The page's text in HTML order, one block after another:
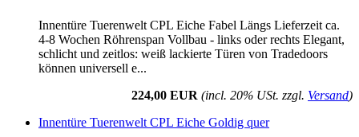
Innentüre Tuerenwelt CPL Eiche Fabel Längs Lieferzeit ca.
4-8 Wochen Röhrenspan Vollbau - links oder rechts Elegant,
schlicht und zeitlos: weiß lackierte Türen von Tradedoors
können universell e...
224,00 EUR (incl. 20% USt. zzgl. Versand)
Innentüre Tuerenwelt CPL Eiche Goldig quer